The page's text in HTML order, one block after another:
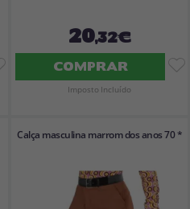
20,32€
COMPRAR
Imposto Incluído
Calça masculina marrom dos anos 70 *